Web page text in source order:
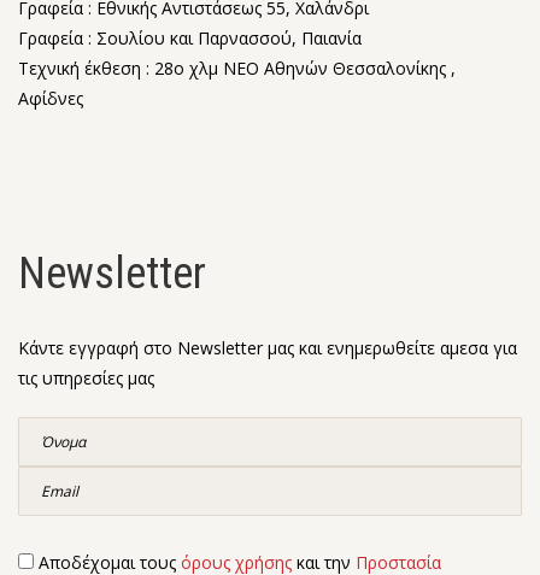
Γραφεία : Εθνικής Αντιστάσεως 55, Χαλάνδρι
Γραφεία : Σουλίου και Παρνασσού, Παιανία
Τεχνική έκθεση : 28o χλμ ΝΕΟ Αθηνών Θεσσαλονίκης ,
Αφίδνες
Newsletter
Κάντε εγγραφή στο Newsletter μας και ενημερωθείτε αμεσα για
τις υπηρεσίες μας
Αποδέχομαι τους όρους χρήσης και την Προστασία